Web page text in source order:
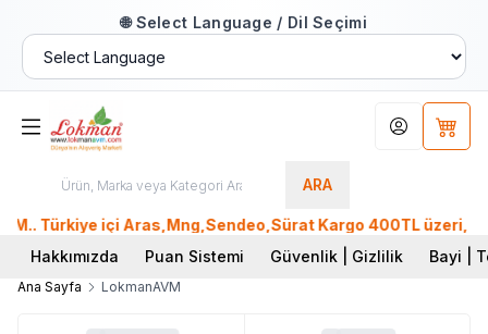
🌐 Select Language / Dil Seçimi
ARA
Hesabım
içi Aras,Mng,Sendeo,Sürat Kargo 400TL üzeri, Ptt
Hakkımızda
Puan Sistemi Güvenlik | Gizlilik Bayi |
Ana Sayfa LokmanAVM